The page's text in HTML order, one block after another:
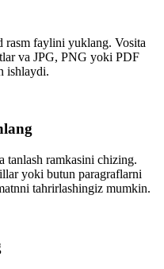
faylini yuklang. Vosita
va JPG, PNG yoki PDF
ishlaydi.
tanlash ramkasini chizing.
yoki butun paragraflarni
tahrirlashingiz mumkin.